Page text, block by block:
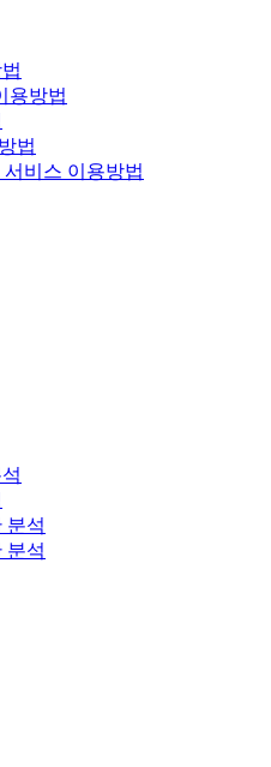
용방법
법
비스 이용방법
분석
분석